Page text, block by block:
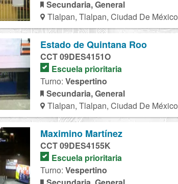
Secundaria, General
Tlalpan, Tlalpan, Ciudad De México
Estado de Quintana Roo
CCT 09DES4151O
Escuela prioritaria
Turno: Vespertino
Secundaria, General
Tlalpan, Tlalpan, Ciudad De México
Maximino Martínez
CCT 09DES4155K
Escuela prioritaria
Turno: Vespertino